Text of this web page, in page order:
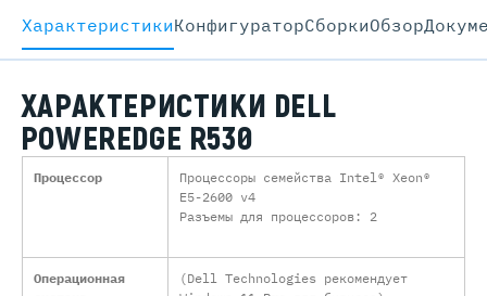
ХарактеристикиКонфигураторCборкиОбзор
ХАРАКТЕРИСТИКИ DELL
POWEREDGE R530
Процессор
Процессоры семейства Intel® Xeon®
E5-2600 v4
Разъемы для процессоров: 2
Операционная
(Dell Technologies рекомендует